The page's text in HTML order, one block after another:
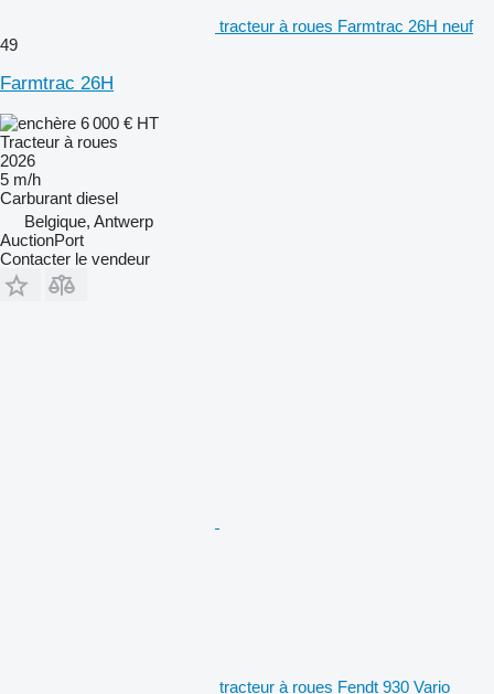
tracteur à roues Farmtrac 26H neuf
49
Farmtrac 26H
6 000 € HT
Tracteur à roues
2026
5 m/h
Carburant diesel
Belgique, Antwerp
AuctionPort
Contacter le vendeur
tracteur à roues Fendt 930 Vario